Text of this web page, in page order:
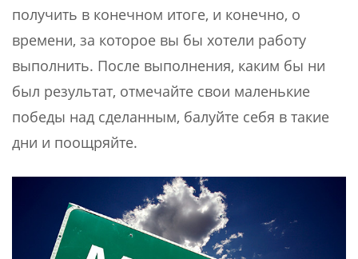
получить в конечном итоге, и конечно, о
времени, за которое вы бы хотели работу
выполнить. После выполнения, каким бы ни
был результат, отмечайте свои маленькие
победы над сделанным, балуйте себя в такие
дни и поощряйте.